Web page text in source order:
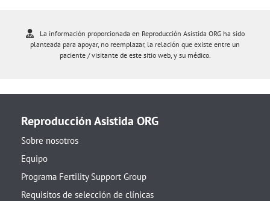
La información proporcionada en Reproducción Asistida ORG ha sido
planteada para apoyar, no reemplazar, la relación que existe entre un
paciente / visitante de este sitio web, y su médico.
Reproducción Asistida ORG
Sobre nosotros
Equipo
Programa Fertility Support Group
Requisitos de selección de clínicas